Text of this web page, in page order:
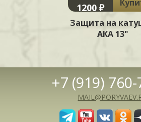
1200 ₽
Защита на
АКА 13"
+7 (919)